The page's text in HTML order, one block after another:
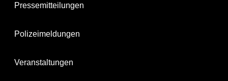
Pressemitteilungen
Polizeimeldungen
Veranstaltungen